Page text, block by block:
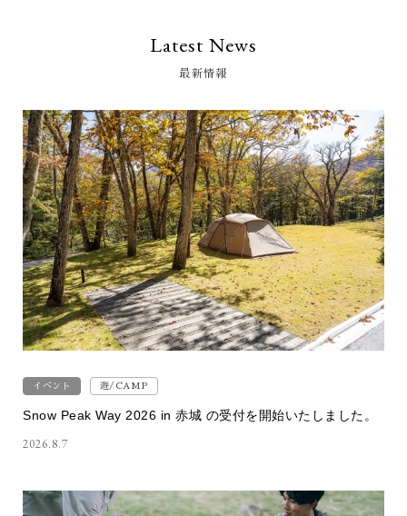
Latest News
最新情報
イベント 遊/CAMP
Snow Peak Way 2026 in 赤城 の受付を開始いたしました。
2026.8.7